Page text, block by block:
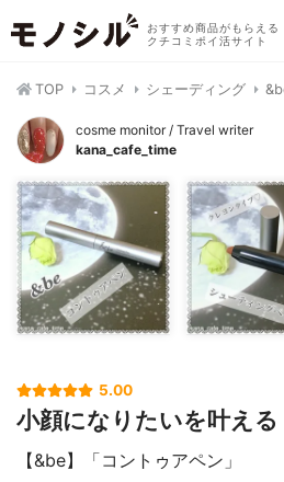
おすすめ商品がもらえる
クチコミポイ活サイト
TOP コスメ シェーディング
cosme monitor / Travel writer
kana_cafe_time
5.00
小顔になりたいを叶える
【&be】「コントゥアペン」